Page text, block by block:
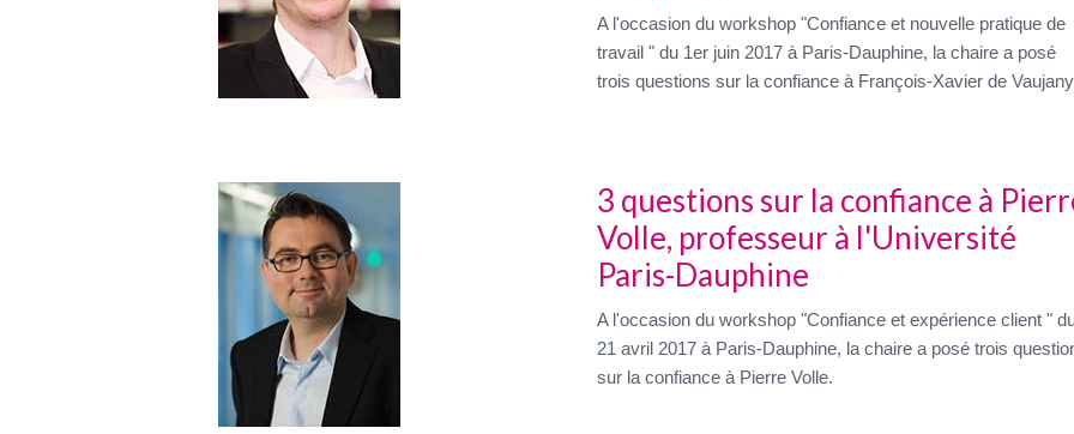
A l'occasion du workshop "Confiance et nouvelle pratique de
travail " du 1er juin 2017 à Paris-Dauphine, la chaire a posé
trois questions sur la confiance à François-Xavier de
3 questions sur la confiance à
Volle, professeur à l'Université
Paris-Dauphine
A l'occasion du workshop "Confiance et expérience client "
21 avril 2017 à Paris-Dauphine, la chaire a posé trois
sur la confiance à Pierre Volle.